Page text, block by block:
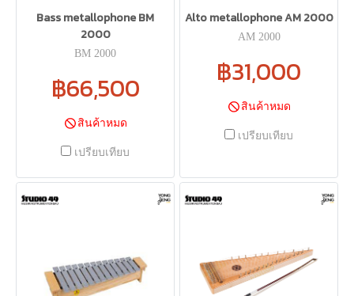
Bass metallophone BM
2000
BM 2000
฿66,500
สินค้าหมด
เปรียบเทียบ
Alto metallophone AM 2000
AM 2000
฿31,000
สินค้าหมด
เปรียบเทียบ